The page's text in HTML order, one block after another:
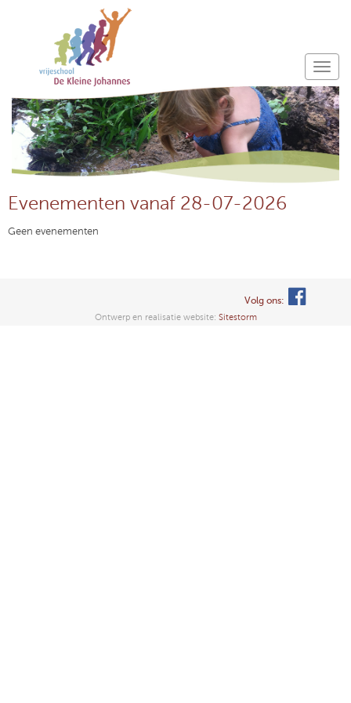
Evenementen vanaf 28-07-2026
Geen evenementen
Volg ons:
Ontwerp en realisatie website: Sitestorm